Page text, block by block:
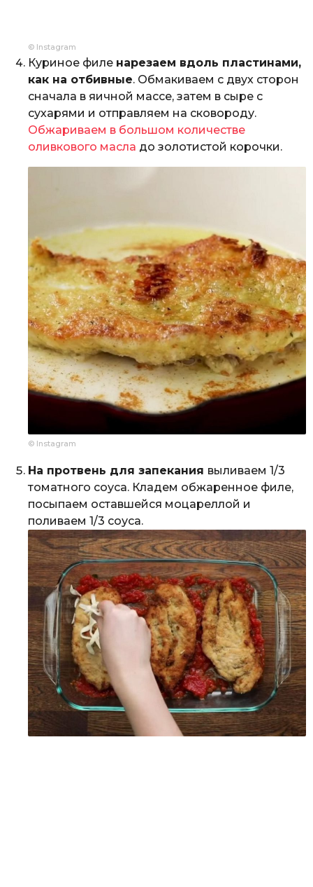
© Instagram
Куриное филе нарезаем вдоль пластинами,
как на отбивные. Обмакиваем с двух сторон
сначала в яичной массе, затем в сыре с
сухарями и отправляем на сковороду.
Обжариваем в большом количестве
оливкового масла до золотистой корочки.
© Instagram
На протвень для запекания выливаем 1/3
томатного соуса. Кладем обжаренное филе,
посыпаем оставшейся моцареллой и
поливаем 1/3 соуса.